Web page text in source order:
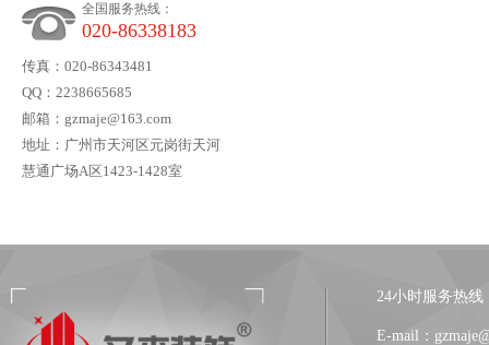
广州简薇办公室装修设计
株洲状元府第幼儿园装修
全国服务热线：
020-86338183
传真：020-86343481
QQ：2238665685
邮箱：gzmaje@163.com
地址：广州市天河区元岗街天河
慧通广场A区1423-1428室
24小时服务热线
E-mail：